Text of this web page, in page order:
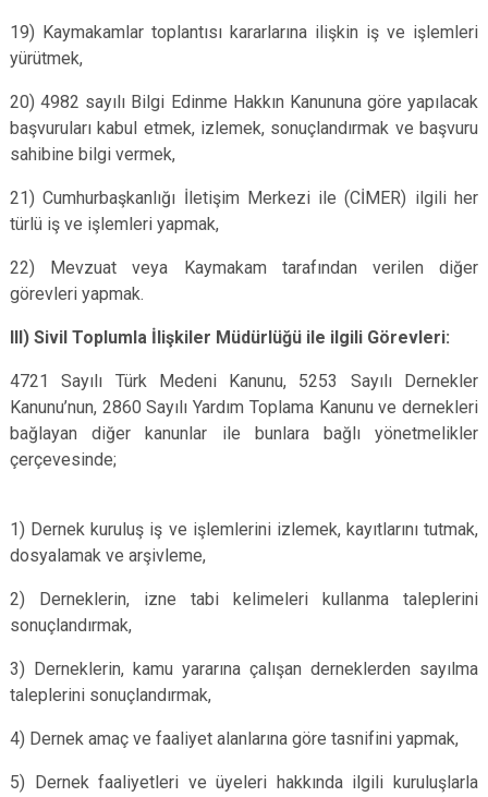
19) Kaymakamlar toplantısı kararlarına ilişkin iş ve işlemleri
yürütmek,
20) 4982 sayılı Bilgi Edinme Hakkın Kanununa göre yapılacak
başvuruları kabul etmek, izlemek, sonuçlandırmak ve başvuru
sahibine bilgi vermek,
21) Cumhurbaşkanlığı İletişim Merkezi ile (CİMER) ilgili her
türlü iş ve işlemleri yapmak,
22) Mevzuat veya Kaymakam tarafından verilen diğer
görevleri yapmak.
III) Sivil Toplumla İlişkiler Müdürlüğü ile ilgili Görevleri:
4721 Sayılı Türk Medeni Kanunu, 5253 Sayılı Dernekler
Kanunu’nun, 2860 Sayılı Yardım Toplama Kanunu ve dernekleri
bağlayan diğer kanunlar ile bunlara bağlı yönetmelikler
çerçevesinde;
1) Dernek kuruluş iş ve işlemlerini izlemek, kayıtlarını tutmak,
dosyalamak ve arşivleme,
2) Derneklerin, izne tabi kelimeleri kullanma taleplerini
sonuçlandırmak,
3) Derneklerin, kamu yararına çalışan derneklerden sayılma
taleplerini sonuçlandırmak,
4) Dernek amaç ve faaliyet alanlarına göre tasnifini yapmak,
5) Dernek faaliyetleri ve üyeleri hakkında ilgili kuruluşlarla